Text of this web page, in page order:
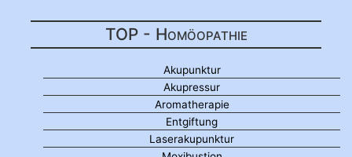
TOP - Homöopathie
Akupunktur
Akupressur
Aromatherapie
Entgiftung
Laserakupunktur